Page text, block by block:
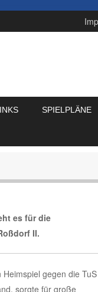
SPIELPLÄNE
es für die
II.
gegen die TuS
sorgte für große